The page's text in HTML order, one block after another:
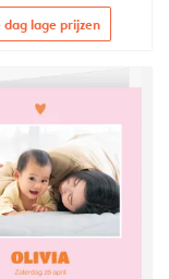
dag lage prijzen